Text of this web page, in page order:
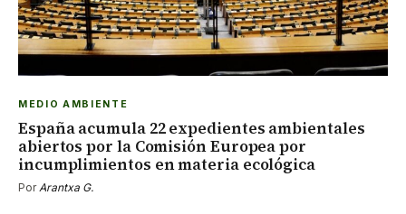
MEDIO AMBIENTE
España acumula 22 expedientes ambientales
abiertos por la Comisión Europea por
incumplimientos en materia ecológica
PorArantxa G.